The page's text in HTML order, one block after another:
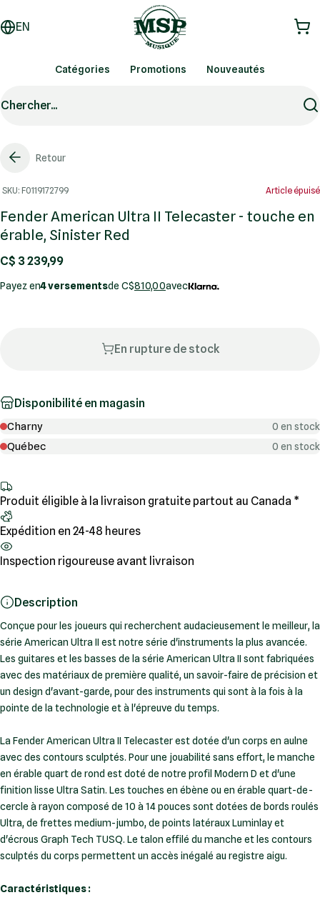
EN
Catégories Promotions Nouveautés
Chercher...
Retour
SKU: F0119172799 Article épuisé
Fender American Ultra II Telecaster - touche en
érable, Sinister Red
C$ 3 239,99
Payez en4 versementsde C$810,00avec
En rupture de stock
Disponibilité en magasin
Charny 0 en stock
Québec 0 en stock
Produit éligible à la livraison gratuite partout au Canada *
Expédition en 24-48 heures
Inspection rigoureuse avant livraison
Description
Conçue pour les joueurs qui recherchent audacieusement le meilleur, la
série American Ultra II est notre série d'instruments la plus avancée.
Les guitares et les basses de la série American Ultra II sont fabriquées
avec des matériaux de première qualité, un savoir-faire de précision et
un design d'avant-garde, pour des instruments qui sont à la fois à la
pointe de la technologie et à l'épreuve du temps.
La Fender American Ultra II Telecaster est dotée d'un corps en aulne
avec des contours sculptés. Pour une jouabilité sans effort, le manche
en érable quart de rond est doté de notre profil Modern D et d'une
finition lisse Ultra Satin. Les touches en ébène ou en érable quart-de-
cercle à rayon composé de 10 à 14 pouces sont dotées de bords roulés
Ultra, de frettes medium-jumbo, de points latéraux Luminlay et
d'écrous Graph Tech TUSQ. Le talon effilé du manche et les contours
sculptés du corps permettent un accès inégalé au registre aigu.
Caractéristiques :